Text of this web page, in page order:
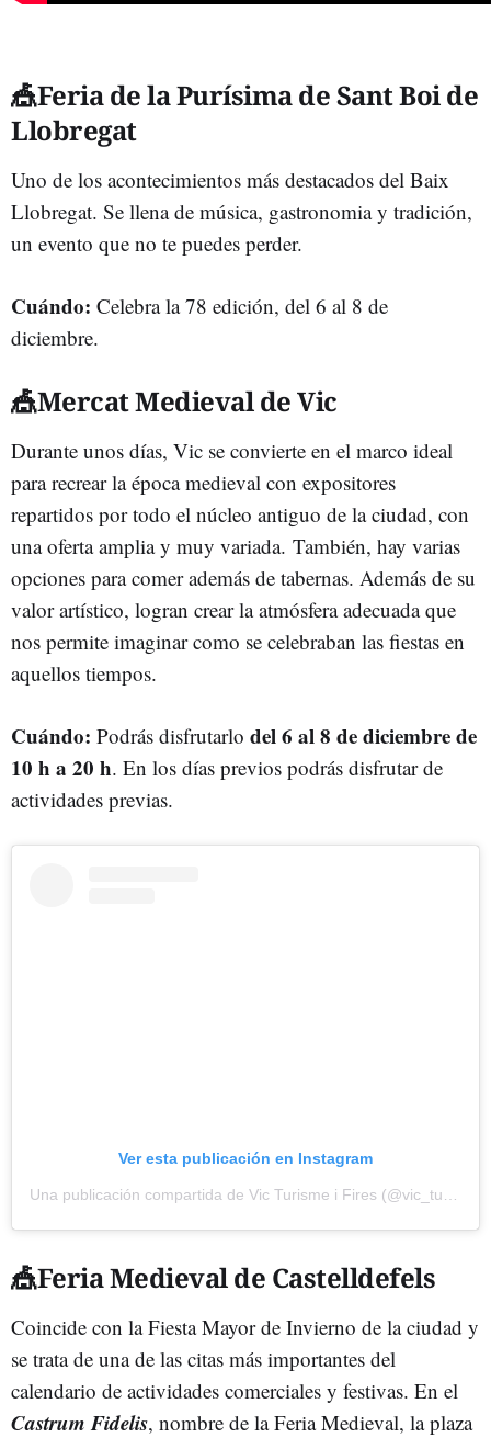
🎪Feria de la Purísima de Sant Boi de
Llobregat
Uno de los acontecimientos más destacados del Baix
Llobregat. Se llena de música, gastronomia y tradición,
un evento que no te puedes perder.
Cuándo: Celebra la 78 edición, del 6 al 8 de
diciembre.
🎪Mercat Medieval de Vic
Durante unos días, Vic se convierte en el marco ideal
para recrear la época medieval con expositores
repartidos por todo el núcleo antiguo de la ciudad, con
una oferta amplia y muy variada. También, hay varias
opciones para comer además de tabernas. Además de su
valor artístico, logran crear la atmósfera adecuada que
nos permite imaginar como se celebraban las fiestas en
aquellos tiempos.
Cuándo: Podrás disfrutarlo del 6 al 8 de diciembre de
10 h a 20 h. En los días previos podrás disfrutar de
actividades previas.
Ver esta publicación en Instagram
🎪Feria Medieval de Castelldefels
Coincide con la Fiesta Mayor de Invierno de la ciudad y
se trata de una de las citas más importantes del
calendario de actividades comerciales y festivas. En el
Castrum Fidelis, nombre de la Feria Medieval, la plaza